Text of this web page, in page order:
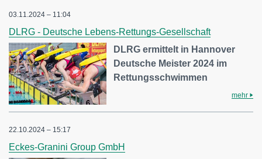
03.11.2024 – 11:04
DLRG - Deutsche Lebens-Rettungs-Gesellschaft
DLRG ermittelt in Hannover
Deutsche Meister 2024 im
Rettungsschwimmen
mehr
22.10.2024 – 15:17
Eckes-Granini Group GmbH